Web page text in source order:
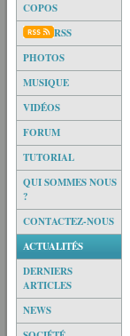
COPOS
RSS
PHOTOS
MUSIQUE
VIDÉOS
FORUM
TUTORIAL
QUI SOMMES NOUS
?
CONTACTEZ-NOUS
ACTUALITÉS
DERNIERS
ARTICLES
NEWS